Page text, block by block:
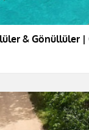
& Gönüllüler |